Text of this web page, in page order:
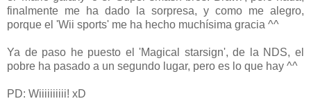
finalmente me ha dado la sorpresa, y como me alegro,
porque el 'Wii sports' me ha hecho muchísima gracia ^^
Ya de paso he puesto el 'Magical starsign', de la NDS, el
pobre ha pasado a un segundo lugar, pero es lo que hay ^^
PD: Wiiiiiiiiii! xD